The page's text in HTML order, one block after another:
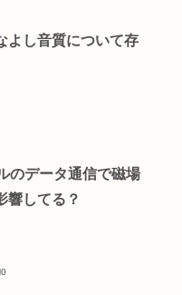
よし音質について存
のデータ通信で磁場
響してる？